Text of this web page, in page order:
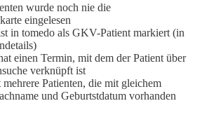
wurde noch nie die
eingelesen
in tomedo als GKV-Patient markiert (in
einen Termin, mit dem der Patient über
verknüpft ist
Patienten, die mit gleichem
und Geburtstdatum vorhanden